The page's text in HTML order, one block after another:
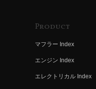
Product
マフラー Index
エンジン Index
エレクトリカル Index